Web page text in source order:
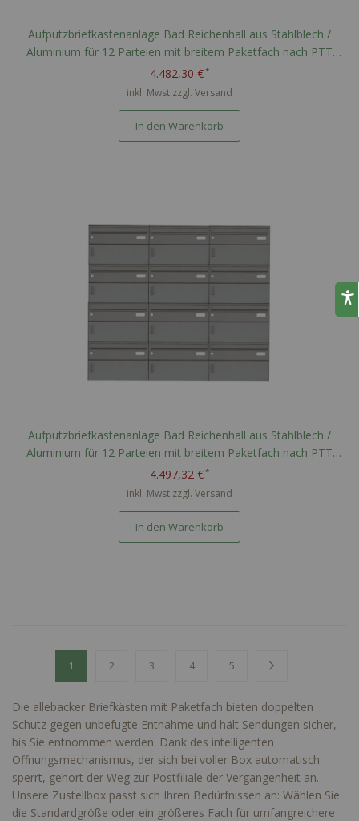
Aufputzbriefkastenanlage Bad Reichenhall aus Stahlblech /
Aluminium für 12 Parteien mit breitem Paketfach nach PTT
Norm - RAL nach Wahl
4.482,30 €
inkl. Mwst zzgl. Versand
In den Warenkorb
Aufputzbriefkastenanlage Bad Reichenhall aus Stahlblech /
Aluminium für 12 Parteien mit breitem Paketfach nach PTT
Norm - RAL nach Wahl
4.497,32 €
inkl. Mwst zzgl. Versand
In den Warenkorb
Seite
Sie lesen gerade Seite
1 Seite
2 Seite
3 Seite
4 Seite
5
Die allebacker Briefkästen mit Paketfach bieten doppelten
Schutz gegen unbefugte Entnahme und hält Sendungen sicher,
bis Sie entnommen werden. Dank des intelligenten
Öffnungsmechanismus, der sich bei voller Box automatisch
sperrt, gehört der Weg zur Postfiliale der Vergangenheit an.
Unsere Zustellbox passt sich Ihren Bedürfnissen an: Wählen Sie
die Standardgröße oder ein größeres Fach für umfangreichere